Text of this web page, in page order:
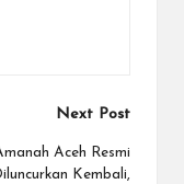
Next Post
Aceh Resmi
Kembali,